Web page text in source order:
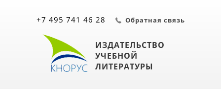
ИЗДАТЕЛЬСТВО
УЧЕБНОЙ
ЛИТЕРАТУРЫ
+7 495 741 46 28 Обратная связь